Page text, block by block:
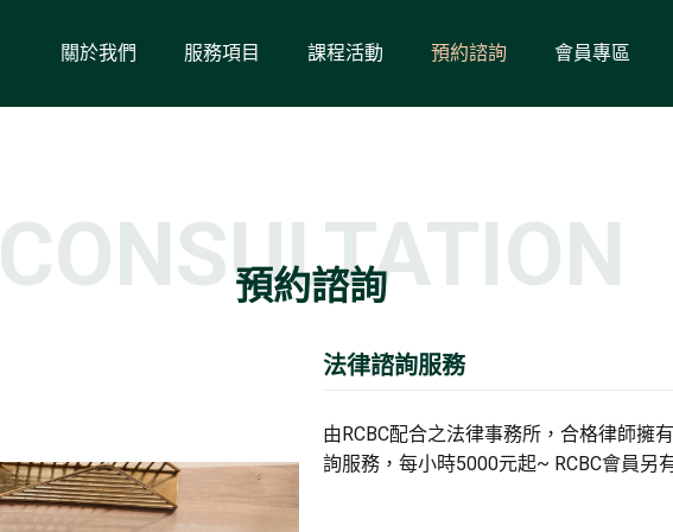
關於我們 服務項目 課程活動 預約諮詢 會員專區
CONSULTATION
預約諮詢
法律諮詢服務
由RCBC配合之法律事務所，合格律師擁
詢服務，每小時5000元起~ RCBC會員另